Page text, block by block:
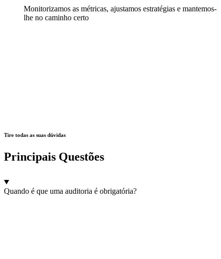
Monitorizamos as métricas, ajustamos estratégias e mantemos-
lhe no caminho certo
Tire todas as suas dúvidas
Principais Questões
Quando é que uma auditoria é obrigatória?